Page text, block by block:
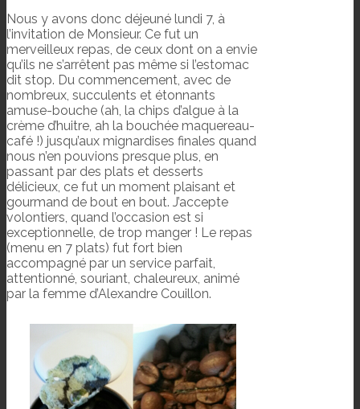
Nous y avons donc déjeuné lundi 7, à
l’invitation de Monsieur. Ce fut un
merveilleux repas, de ceux dont on a envie
qu’ils ne s’arrêtent pas même si l’estomac
dit stop. Du commencement, avec de
nombreux, succulents et étonnants
amuse-bouche (ah, la chips d’algue à la
crème d’huitre, ah la bouchée maquereau-
café !) jusqu’aux mignardises finales quand
nous n’en pouvions presque plus, en
passant par des plats et desserts
délicieux, ce fut un moment plaisant et
gourmand de bout en bout. J’accepte
volontiers, quand l’occasion est si
exceptionnelle, de trop manger ! Le repas
(menu en 7 plats) fut fort bien
accompagné par un service parfait,
attentionné, souriant, chaleureux, animé
par la femme d’Alexandre Couillon.